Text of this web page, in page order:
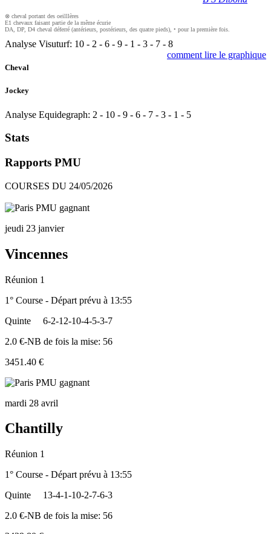
⊗ cheval portant des oeilllères
E1 chevaux faisant partie de la même écurie
DA, DP, D4 cheval déferré (antérieurs, postérieurs, des quatre pieds), • pour la première fois.
Analyse Visuturf: 10 - 2 - 6 - 9 - 1 - 3 - 7 - 8
comment lire le graphique
Cheval
Jockey
Analyse Equidegraph: 2 - 10 - 9 - 6 - 7 - 3 - 1 - 5
Stats
Rapports PMU
COURSES DU 24/05/2026
jeudi 23 janvier
Vincennes
Réunion 1
1° Course - Départ prévu à 13:55
Quinte
6-2-12-10-4-5-3-7
2.0 €-NB de fois la mise: 56
3451.40 €
mardi 28 avril
Chantilly
Réunion 1
1° Course - Départ prévu à 13:55
Quinte
13-4-1-10-2-7-6-3
2.0 €-NB de fois la mise: 56